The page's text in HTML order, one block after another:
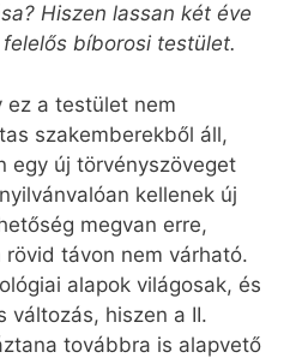
Hiszen lassan két éve
bíborosi testület.
ez a testület nem
szakemberekből áll,
egy új törvényszöveget
kellenek új
megvan erre,
távon nem várható.
alapok világosak, és
változás, hiszen a II.
továbbra is alapvető